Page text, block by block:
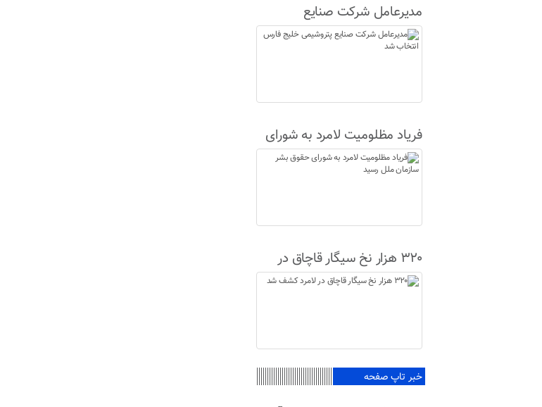
مدیرعامل شرکت صنایع
پتروشیمی خلیج فارس انتخاب
شد
فریاد مظلومیت لامرد به شورای
حقوق بشر سازمان ملل رسید
۳۲۰ هزار نخ سیگار قاچاق در
لامرد کشف شد
خبر تاپ صفحه